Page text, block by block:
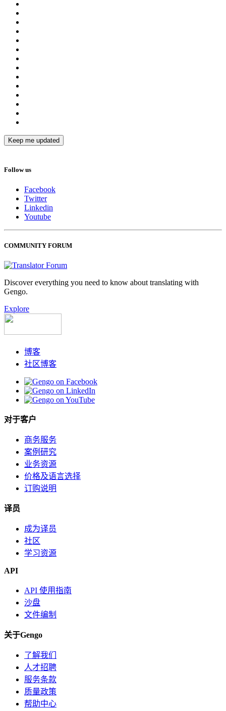
Follow us
Facebook
Twitter
Linkedin
Youtube
COMMUNITY FORUM
Discover everything you need to know about translating with
Gengo.
Explore
博客
社区博客
对于客户
商务服务
案例研究
业务资源
价格及语言选择
订购说明
译员
成为译员
社区
学习资源
API
API 使用指南
沙盘
文件编制
关于Gengo
了解我们
人才招聘
服务条款
质量政策
帮助中心